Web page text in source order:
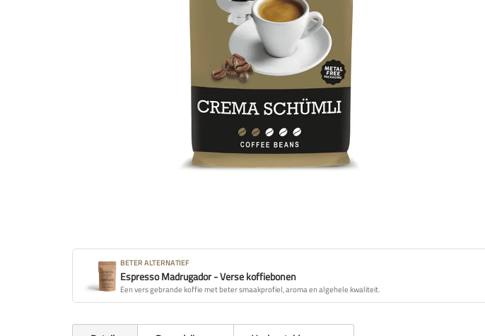
BETER ALTERNATIEF
Espresso Madrugador - Verse koffiebonen
Een vers gebrande koffie met beter smaakprofiel, aroma en algehele kwaliteit.